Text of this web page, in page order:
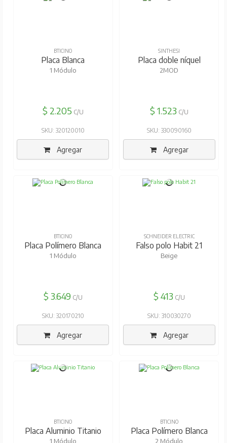
BTICINO
Placa Blanca
1 Módulo
$ 2.205 C/U
SKU: 320120010
Agregar
SINTHESI
Placa doble níquel
2MOD
$ 1.523 C/U
SKU: 330090160
Agregar
BTICINO
Placa Polímero Blanca
1 Módulo
$ 3.649 C/U
SKU: 320170210
Agregar
SCHNEIDER ELECTRIC
Falso polo Habit 21
Beige
$ 413 C/U
SKU: 310030270
Agregar
BTICINO
Placa Aluminio Titanio
1 Módulo
BTICINO
Placa Polímero Blanca
2 Módulo